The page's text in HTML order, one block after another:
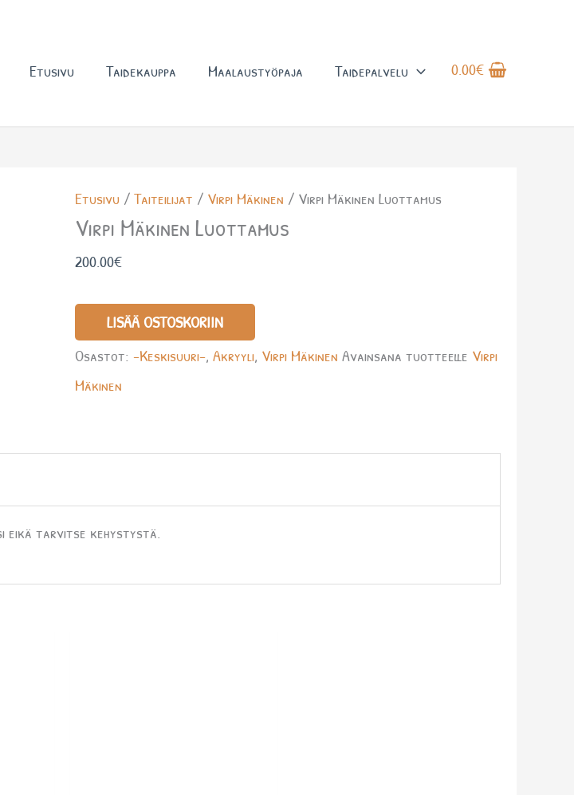
Etusivu Taidekauppa Maalaustyöpaja Taidepalvelu 0.00€
Etusivu /Taiteilijat / Virpi Mäkinen / Virpi Mäkinen Luottamus
Virpi Mäkinen Luottamus
200.00€
Mäkinen
Luottamus
määrä
LISÄÄ OSTOSKORIIN
Osastot:-Keskisuuri-,Akryyli, Virpi Mäkinen Avainsana tuotteelle Virpi
Mäkinen
eikä tarvitse kehystystä.